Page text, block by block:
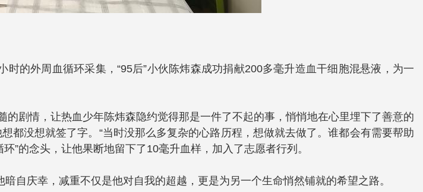
的外周血循环采集，“95后”小伙陈炜森成功捐献200多毫升造血干细胞混悬液，为一
剧情，让热血少年陈炜森隐约觉得那是一件了不起的事，悄悄地在心里埋下了善意的
都没想就签了字。“当时没那么多复杂的心路历程，想做就去做了。谁都会有需要帮助
”的念头，让他果断地留下了10毫升血样，加入了志愿者行列。
自庆幸，减重不仅是他对自我的超越，更是为另一个生命悄然铺就的希望之路。